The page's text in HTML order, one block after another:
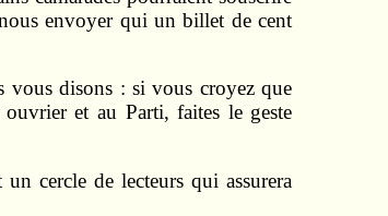
envoyer qui un billet de cent
vous disons : si vous croyez que
et au Parti, faites le geste
cercle de lecteurs qui assurera